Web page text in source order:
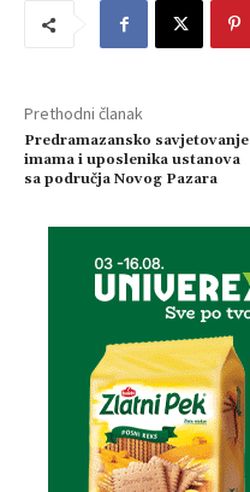
Prethodni članak
Predramazansko savjetovanje
imama i uposlenika ustanova
sa područja Novog Pazara